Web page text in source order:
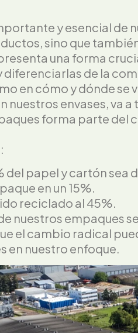
y esencial de
sino que
una forma
de la
en cómo y dónde se
nuestros envases, va
forma parte
del papel y cartón sea
en un 15%.
reciclado al 45%.
nuestros empaques
el cambio radical
en nuestro enfoque.